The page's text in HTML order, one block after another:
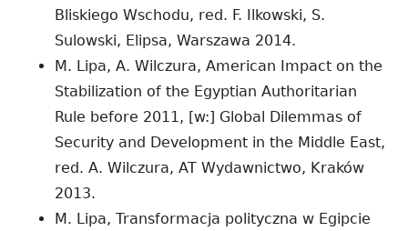
Bliskiego Wschodu, red. F. Ilkowski, S.
Sulowski, Elipsa, Warszawa 2014.
M. Lipa, A. Wilczura, American Impact on the
Stabilization of the Egyptian Authoritarian
Rule before 2011, [w:] Global Dilemmas of
Security and Development in the Middle East,
red. A. Wilczura, AT Wydawnictwo, Kraków
2013.
M. Lipa, Transformacja polityczna w Egipcie